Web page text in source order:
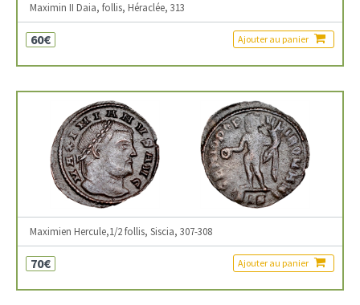
Maximin II Daia, follis, Héraclée, 313
60€ Ajouter au panier
Maximien Hercule,1/2 follis, Siscia, 307-308
70€ Ajouter au panier